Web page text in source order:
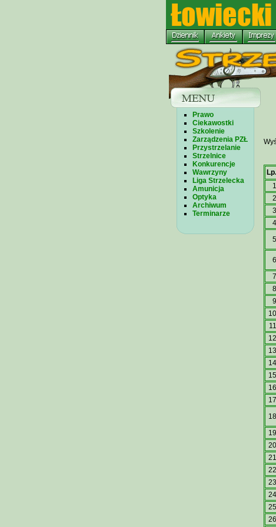
Prawo
Ciekawostki
Szkolenie
Zarządzenia PZŁ
Przystrzelanie
Strzelnice
Konkurencje
Wawrzyny
Liga Strzelecka
Amunicja
Optyka
Archiwum
Terminarze
Lp.
1
2
3
4
5
6
7
8
9
10
11
12
13
14
15
16
17
18
19
20
21
22
23
24
25
26